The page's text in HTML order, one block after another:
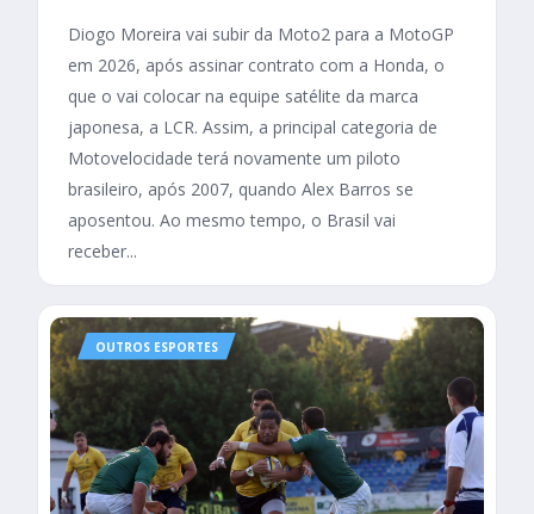
Diogo Moreira vai subir da Moto2 para a MotoGP
em 2026, após assinar contrato com a Honda, o
que o vai colocar na equipe satélite da marca
japonesa, a LCR. Assim, a principal categoria de
Motovelocidade terá novamente um piloto
brasileiro, após 2007, quando Alex Barros se
aposentou. Ao mesmo tempo, o Brasil vai
receber...
OUTROS ESPORTES